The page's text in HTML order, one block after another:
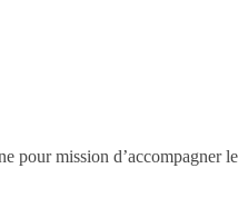
pour mission d’accompagner